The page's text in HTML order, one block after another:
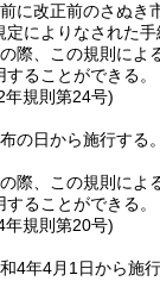
に改正前のさぬ
によりなされた手
際、この規則に
ることができる。
年規則第24号)
の日から施行する。
際、この規則に
ることができる。
年規則第20号)
4年4月1日から施行